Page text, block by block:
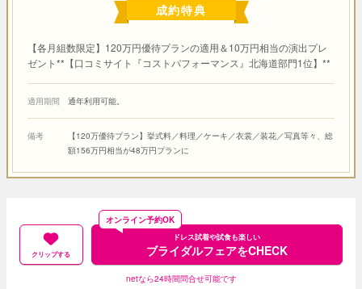
成約特典
【各月組数限定】120万円優待プランの適用＆10万円相当の演出プレ
ゼント**【口コミサイト『コストパフォーマンス』北海道部門1位】**
適用期間 通年利用可能。
備考
【120万優待プラン】挙式料／料理／ケーキ／衣裳／装花／写真等々、総
額156万円相当が48万円プランに
クリップする
ドレス試着や試食も楽しい
ブライダルフェアをCHECK
オンライン予約OK
netなら24時間問合せ可能です